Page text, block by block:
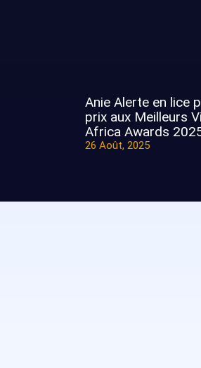
Anie Alerte en lice
prix aux Meilleurs
Africa Awards
26 Août, 2025